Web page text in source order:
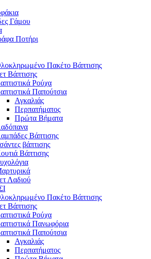
Γάμου
Ποτήρι
Πακέτο Βάπτισης
Βάπτισης
Ρούχα
Παπούτσια
Αγκαλιάς
Περπατήματος
Πρώτα Βήματα
Βάπτισης
βάπτισης
Βάπτισης
Λαδιού
Πακέτο Βάπτισης
Βάπτισης
Ρούχα
Πανωφόρια
Παπούτσια
Αγκαλιάς
Περπατήματος